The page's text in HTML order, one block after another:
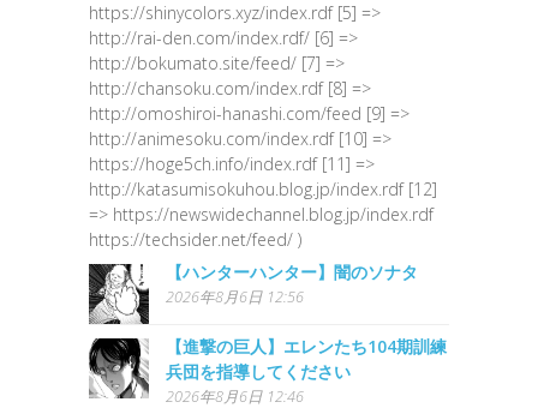
https://shinycolors.xyz/index.rdf [5] =>
http://rai-den.com/index.rdf/ [6] =>
http://bokumato.site/feed/ [7] =>
http://chansoku.com/index.rdf [8] =>
http://omoshiroi-hanashi.com/feed [9] =>
http://animesoku.com/index.rdf [10] =>
https://hoge5ch.info/index.rdf [11] =>
http://katasumisokuhou.blog.jp/index.rdf [12]
=> https://newswidechannel.blog.jp/index.rdf
https://techsider.net/feed/ )
【ハンターハンター】闇のソナタ
2026年8月6日 12:56
【進撃の巨人】エレンたち104期訓練
兵団を指導してください
2026年8月6日 12:46